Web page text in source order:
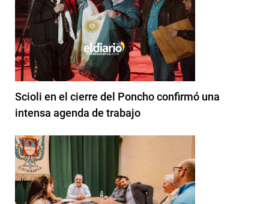
Scioli en el cierre del Poncho confirmó una
intensa agenda de trabajo